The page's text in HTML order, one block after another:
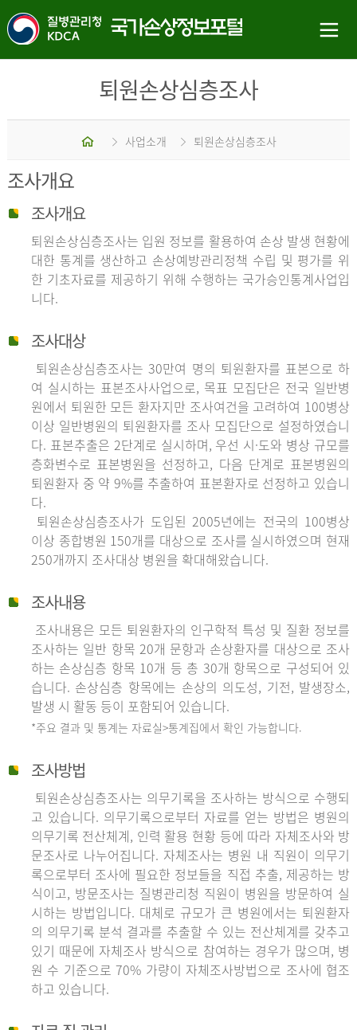
퇴원손상심층조사
홈 사업소개 퇴원손상심층조사
조사개요
조사개요
퇴원손상심층조사는 입원 정보를 활용하여 손상 발생 현황에
대한 통계를 생산하고 손상예방관리정책 수립 및 평가를 위
한 기초자료를 제공하기 위해 수행하는 국가승인통계사업입
니다.
조사대상
퇴원손상심층조사는 30만여 명의 퇴원환자를 표본으로 하
여 실시하는 표본조사사업으로, 목표 모집단은 전국 일반병
원에서 퇴원한 모든 환자지만 조사여건을 고려하여 100병상
이상 일반병원의 퇴원환자를 조사 모집단으로 설정하였습니
다. 표본추출은 2단계로 실시하며, 우선 시·도와 병상 규모를
층화변수로 표본병원을 선정하고, 다음 단계로 표본병원의
퇴원환자 중 약 9%를 추출하여 표본환자로 선정하고 있습니
다.
퇴원손상심층조사가 도입된 2005년에는 전국의 100병상
이상 종합병원 150개를 대상으로 조사를 실시하였으며 현재
250개까지 조사대상 병원을 확대해왔습니다.
조사내용
조사내용은 모든 퇴원환자의 인구학적 특성 및 질환 정보를
조사하는 일반 항목 20개 문항과 손상환자를 대상으로 조사
하는 손상심층 항목 10개 등 총 30개 항목으로 구성되어 있
습니다. 손상심층 항목에는 손상의 의도성, 기전, 발생장소,
발생 시 활동 등이 포함되어 있습니다.
*주요 결과 및 통계는 자료실>통계집에서 확인 가능합니다.
조사방법
퇴원손상심층조사는 의무기록을 조사하는 방식으로 수행되
고 있습니다. 의무기록으로부터 자료를 얻는 방법은 병원의
의무기록 전산체계, 인력 활용 현황 등에 따라 자체조사와 방
문조사로 나누어집니다. 자체조사는 병원 내 직원이 의무기
록으로부터 조사에 필요한 정보들을 직접 추출, 제공하는 방
식이고, 방문조사는 질병관리청 직원이 병원을 방문하여 실
시하는 방법입니다. 대체로 규모가 큰 병원에서는 퇴원환자
의 의무기록 분석 결과를 추출할 수 있는 전산체계를 갖추고
있기 때문에 자체조사 방식으로 참여하는 경우가 많으며, 병
원 수 기준으로 70% 가량이 자체조사방법으로 조사에 협조
하고 있습니다.